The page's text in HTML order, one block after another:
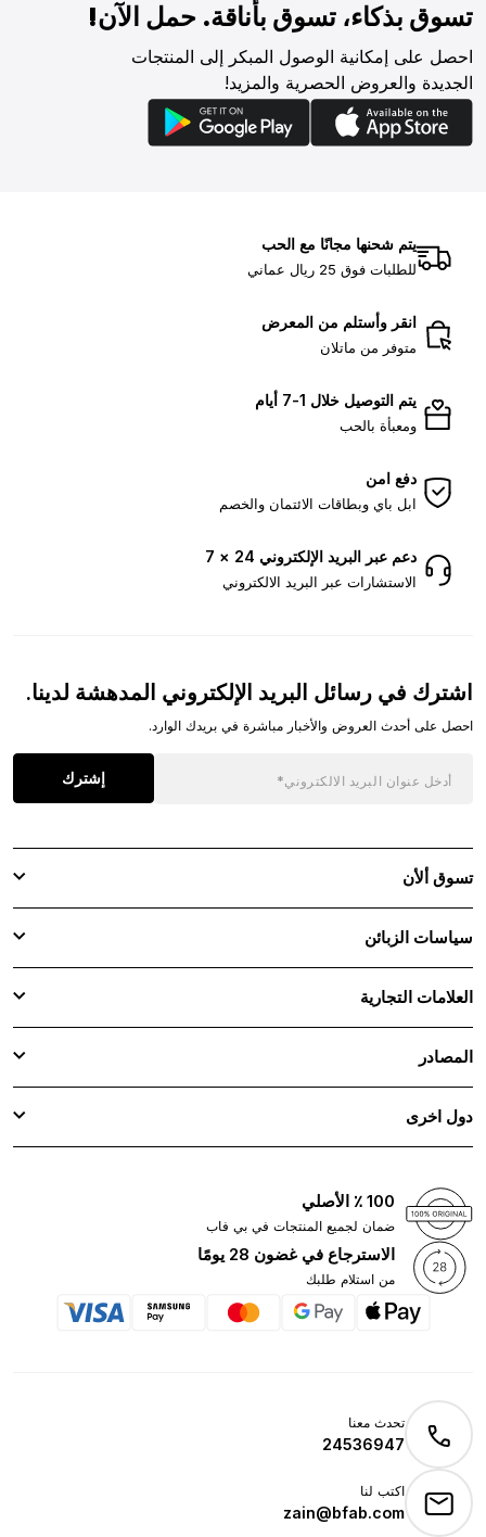
تسوق بذكاء، تسوق بأناقة. حمل الآن!
احصل على إمكانية الوصول المبكر إلى المنتجات
الجديدة والعروض الحصرية والمزيد!
يتم شحنها مجانًا مع الحب
للطلبات فوق 25 ريال عماني
انقر وأستلم من المعرض
متوفر من ماتلان
يتم التوصيل خلال 1-7 أيام
ومعبأة بالحب
دفع امن
ابل باي وبطاقات الائتمان والخصم
دعم عبر البريد الإلكتروني 24 × 7
الاستشارات عبر البريد الالكتروني
اشترك في رسائل البريد الإلكتروني المدهشة لدينا.
احصل على أحدث العروض والأخبار مباشرة في بريدك الوارد.
إشترك
تسوق ألأن
سياسات الزبائن
العلامات التجارية
المصادر
دول اخرى
100 ٪ الأصلي
ضمان لجميع المنتجات في بي فاب
الاسترجاع في غضون 28 يومًا
من استلام طلبك
تحدث معنا
24536947
اكتب لنا
zain@bfab.com